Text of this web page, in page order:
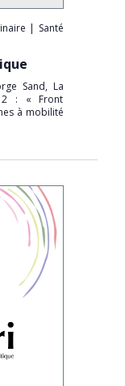
| Santé
Sand, La
: « Front
à mobilité